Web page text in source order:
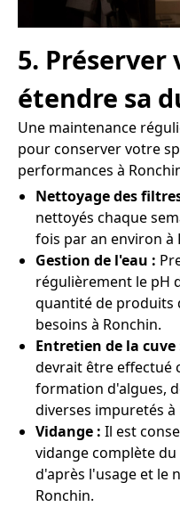
5.
étendre sa
Une maintenance
pour conserver votre
performances à
Nettoyage des
nettoyés chaque
fois par an environ à
Gestion de l'eau :
régulièrement le pH
quantité de produits
besoins à Ronchin.
Entretien de la cuve
devrait être effectué
formation d'algues,
diverses impuretés à
Vidange : Il est
vidange complète
d'après l'usage et le
Ronchin.